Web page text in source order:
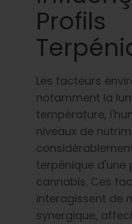
Profils
Les facteurs
notamment la
température,
niveaux de
terpénique d'une
cannabis. Ces
interagissent de
synergique,